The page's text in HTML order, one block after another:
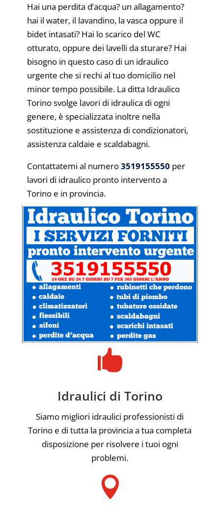
Hai una perdita d’acqua? un allagamento?
hai il water, il lavandino, la vasca oppure il
bidet intasati? Hai lo scarico del WC
otturato, oppure dei lavelli da sturare? Hai
bisogno in questo caso di un idraulico
urgente che si rechi al tuo domicilio nel
minor tempo possibile. La ditta Idraulico
Torino svolge lavori di idraulica di ogni
genere, è specializzata inoltre nella
sostituzione e assistenza di condizionatori,
assistenza caldaie e scaldabagni.
Contattatemi al numero3519155550 per
lavori di idraulico pronto intervento a
Torino e in provincia.

Idraulici di Torino
Siamo migliori idraulici professionisti di
Torino e di tutta la provincia a tua completa
disposizione per risolvere i tuoi ogni
problemi.
